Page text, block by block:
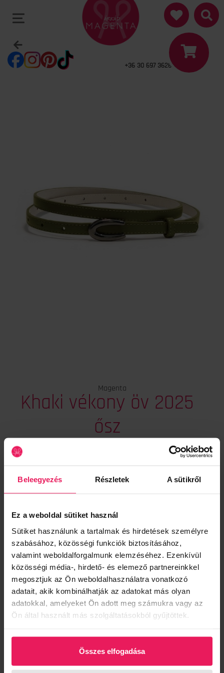
Beleegyezés Részletek A sütikről
Ez a weboldal sütiket használ
Sütiket használunk a tartalmak és hirdetések személyre
szabásához, közösségi funkciók biztosításához,
valamint weboldalforgalmunk elemzéséhez. Ezenkívül
közösségi média-, hirdető- és elemező partnereinkkel
megosztjuk az Ön weboldalhasználatra vonatkozó
adatait, akik kombinálhatják az adatokat más olyan
adatokkal, amelyeket Ön adott meg számukra vagy az
Ön által használt más szolgáltatásokból gyűjtöttek.
Összes elfogadása
+36 30 697 3626
Magenta
Khaki vékony öv 2025
ősz
Megtakarítás:3.400 Ft
Szín:
Keki
Méret:
S2=M=38 méret
KOSÁRBA
Vékony, valódi bőrből készült Magenta öv khaki színben. Letisztult
hétköznapi, mind elegáns öltözetekkel.